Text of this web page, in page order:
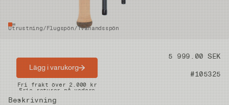
Utrustning/Flugspön/Tvåhandsspön
Pris 5 999.00 SEK
Artikelnummer #105325
Beskrivning
Lägg i varukorg
Snabba leveranser
Fri frakt över 2.000 kr
Fria returer på vadare